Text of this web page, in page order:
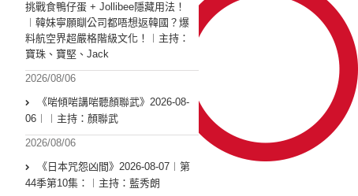
挑戰食鴨仔蛋 + Jollibee隱藏用法！
︱韓妹寧願瞓公司都唔想返韓國？爆
料航空界超嚴格階級文化！︱主持：
寶珠、寶堅、Jack
2026/08/06
《啱傾啱講啱聽顏聯武》2026-08-
06︱︱主持：顏聯武
2026/08/06
《日本咒怨凶間》2026-08-07︱第
44季第10集：︱主持：藍秀朗